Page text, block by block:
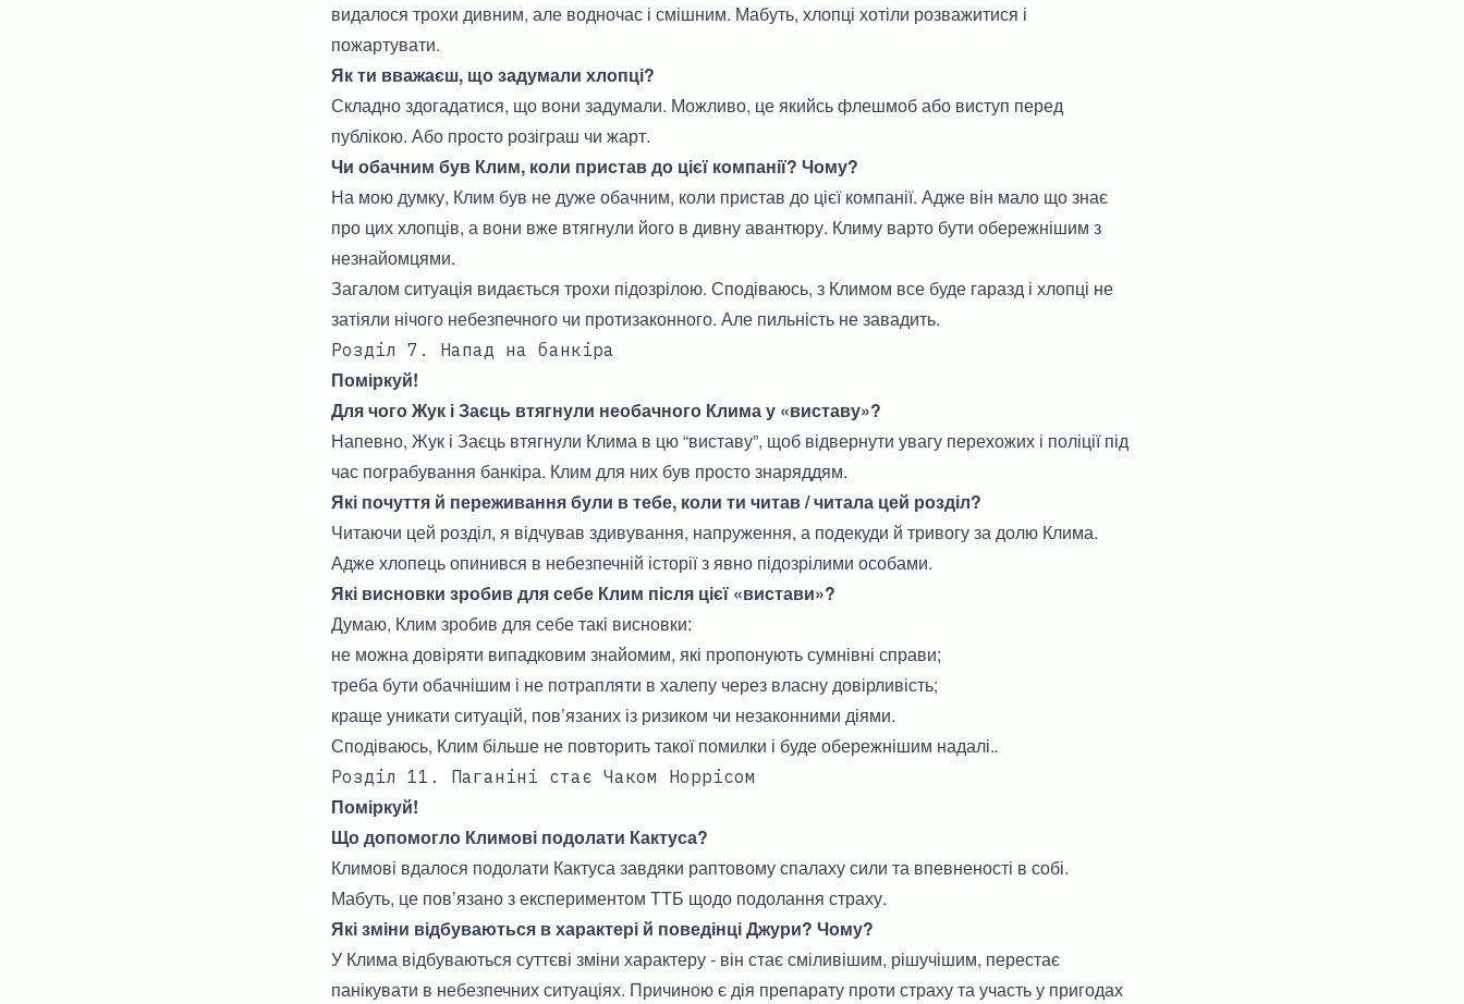
видалося трохи дивним, але водночас і смішним. Мабуть, хлопці хотіли розважитися і
пожартувати.
Як ти вважаєш, що задумали хлопці?
Складно здогадатися, що вони задумали. Можливо, це якийсь флешмоб або виступ перед
публікою. Або просто розіграш чи жарт.
Чи обачним був Клим, коли пристав до цієї компанії? Чому?
На мою думку, Клим був не дуже обачним, коли пристав до цієї компанії. Адже він мало що знає
про цих хлопців, а вони вже втягнули його в дивну авантюру. Климу варто бути обережнішим з
незнайомцями.
Загалом ситуація видається трохи підозрілою. Сподіваюсь, з Климом все буде гаразд і хлопці не
затіяли нічого небезпечного чи протизаконного. Але пильність не завадить.
Розділ 7. Напад на банкіра
Поміркуй!
Для чого Жук і Заєць втягнули необачного Клима у «виставу»?
Напевно, Жук і Заєць втягнули Клима в цю “виставу”, щоб відвернути увагу перехожих і поліції під
час пограбування банкіра. Клим для них був просто знаряддям.
Які почуття й переживання були в тебе, коли ти читав / читала цей розділ?
Читаючи цей розділ, я відчував здивування, напруження, а подекуди й тривогу за долю Клима.
Адже хлопець опинився в небезпечній історії з явно підозрілими особами.
Які висновки зробив для себе Клим після цієї «вистави»?
Думаю, Клим зробив для себе такі висновки:
не можна довіряти випадковим знайомим, які пропонують сумнівні справи;
треба бути обачнішим і не потрапляти в халепу через власну довірливість;
краще уникати ситуацій, пов’язаних із ризиком чи незаконними діями.
Сподіваюсь, Клим більше не повторить такої помилки і буде обережнішим надалі..
Розділ 11. Паганіні стає Чаком Норрісом
Поміркуй!
Що допомогло Климові подолати Кактуса?
Климові вдалося подолати Кактуса завдяки раптовому спалаху сили та впевненості в собі.
Мабуть, це пов’язано з експериментом ТТБ щодо подолання страху.
Які зміни відбуваються в характері й поведінці Джури? Чому?
У Клима відбуваються суттєві зміни характеру - він стає сміливішим, рішучішим, перестає
панікувати в небезпечних ситуаціях. Причиною є дія препарату проти страху та участь у пригодах